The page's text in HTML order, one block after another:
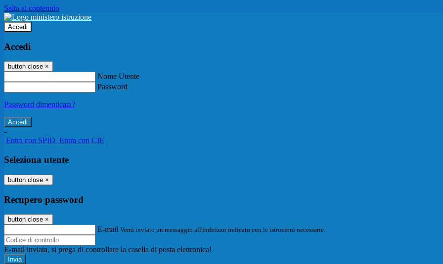
Salta al contenuto
Accedi
Accedi
button close ×
Nome Utente
Password
Password dimenticata?
-
Entra con SPID Entra con CIE
Seleziona utente
button close ×
Recupero password
button close ×
E-mail Verrà inviato un messaggio all'indirizzo indicato con le istruzioni necessarie.
E-mail inviata, si prega di controllare la casella di posta elettronica!